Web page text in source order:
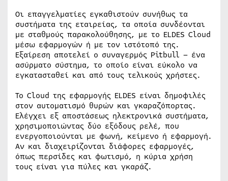
Οι επαγγελματίες εγκαθιστούν συνήθως τα
συστήματα της εταιρείας, τα οποία συνδέονται
με σταθμούς παρακολούθησης, με το ELDES Cloud
μέσω εφαρμογών ή με τον ιστότοπό της.
Εξαίρεση αποτελεί ο συναγερμός Pitbull – ένα
ασύρματο σύστημα, το οποίο είναι εύκολο να
εγκατασταθεί και από τους τελικούς χρήστες.
Το Cloud της εφαρμογής ELDES είναι δημοφιλές
στον αυτοματισμό θυρών και γκαραζόπορτας.
Ελέγχει εξ αποστάσεως ηλεκτρονικά συστήματα,
χρησιμοποιώντας δύο εξόδους ρελέ, που
ενεργοποιούνται με φωνή, κείμενο ή εφαρμογή.
Αν και διαχειρίζονται διάφορες εφαρμογές,
όπως περσίδες και φωτισμό, η κύρια χρήση
τους είναι για πύλες και γκαράζ.